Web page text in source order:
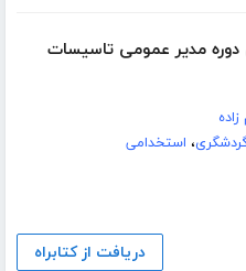
دوره مدیر عمومی تاسیسات
، استخدامی
دریافت از کتابراه